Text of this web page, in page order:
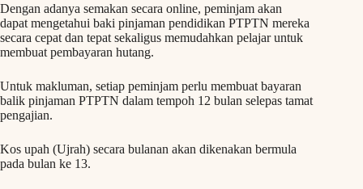
Dengan adanya semakan secara online, peminjam akan
dapat mengetahui baki pinjaman pendidikan PTPTN mereka
secara cepat dan tepat sekaligus memudahkan pelajar untuk
membuat pembayaran hutang.
Untuk makluman, setiap peminjam perlu membuat bayaran
balik pinjaman PTPTN dalam tempoh 12 bulan selepas tamat
pengajian.
Kos upah (Ujrah) secara bulanan akan dikenakan bermula
pada bulan ke 13.